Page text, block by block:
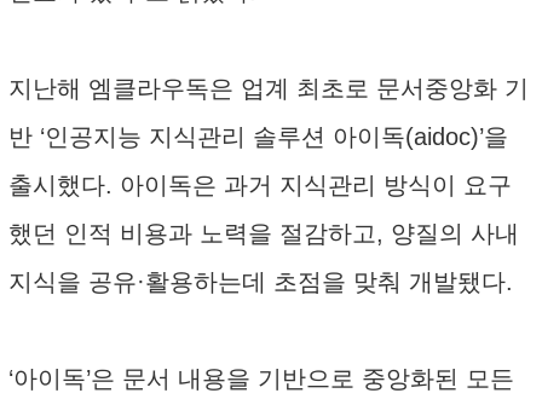
지난해 엠클라우독은 업계 최초로 문서중앙화 기
반 ‘인공지능 지식관리 솔루션 아이독(aidoc)’을
출시했다. 아이독은 과거 지식관리 방식이 요구
했던 인적 비용과 노력을 절감하고, 양질의 사내
지식을 공유·활용하는데 초점을 맞춰 개발됐다.
‘아이독’은 문서 내용을 기반으로 중앙화된 모든